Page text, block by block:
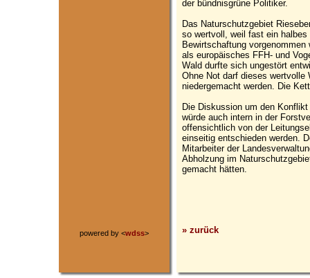
powered by <wdss>
der bündnisgrüne Politiker.
Das Naturschutzgebiet
so wertvoll, weil fast ein
Bewirtschaftung
als europäisches FFH- und
Wald durfte sich ungestört
Ohne Not darf dieses
niedergemacht werden. Die
Die Diskussion um den
würde auch intern in der
offensichtlich von der
einseitig entschieden werden.
Mitarbeiter der
Abholzung im
gemacht hätten.
» zurück